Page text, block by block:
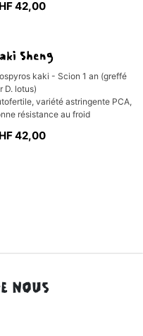
42,00
Sheng
kaki - Scion 1 an (greffé
D. lotus)
variété astringente PCA,
résistance au froid
42,00
NOUS